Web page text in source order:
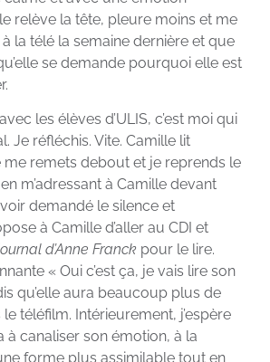
relève la tête, pleure moins et me
à la télé la semaine dernière et que
se demande pourquoi elle est
les élèves d’ULIS, c’est moi qui
Je réfléchis. Vite. Camille lit
remets debout et je reprends le
m’adressant à Camille devant
demandé le silence et
à Camille d’aller au CDI et
d’Anne Franck pour le lire.
« Oui c’est ça, je vais lire son
qu’elle aura beaucoup plus de
téléfilm. Intérieurement, j’espère
à canaliser son émotion, à la
forme plus assimilable tout en